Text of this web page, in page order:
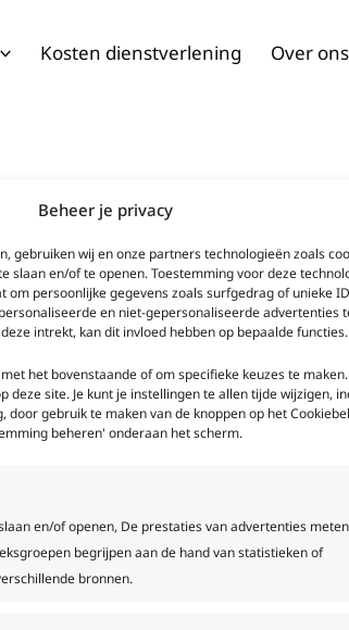
Beheer je privacy
gebruiken wij en onze partners technologieën zoals
slaan en/of te openen. Toestemming voor deze
om persoonlijke gegevens zoals surfgedrag of unieke
en niet-gepersonaliseerde advertenties
intrekt, kan dit invloed hebben op bepaalde functies.
het bovenstaande of om specifieke keuzes te maken.
deze site. Je kunt je instellingen te allen tijde wijzigen,
door gebruik te maken van de knoppen op het
beheren' onderaan het scherm.
en/of openen, De prestaties van advertenties
begrijpen aan de hand van statistieken of
bronnen.
Kosten dienstverlening Over ons